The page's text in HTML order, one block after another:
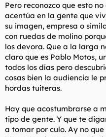
Pero reconozco que esto
acentúa en la gente que
su imagen, empresa o
con ruedas de molino
los devora. Que a la larga
claro que es Pablo Motos,
todos los días pero
cosas bien la audiencia le
hordas tuiteras.
Hay que acostumbrarse a
tipo de gente. Y que te
a tomar por culo. Ay no